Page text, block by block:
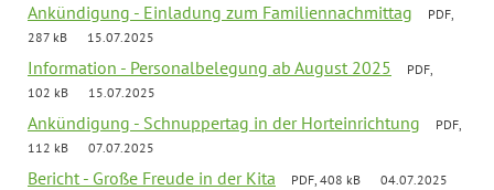
Ankündigung - Einladung zum Familiennachmittag
PDF,
287 kB
15.07.2025
Information - Personalbelegung ab August 2025
PDF,
102 kB
15.07.2025
Ankündigung - Schnuppertag in der Horteinrichtung
PDF,
112 kB
07.07.2025
Bericht - Große Freude in der Kita PDF, 408 kB 04.07.2025